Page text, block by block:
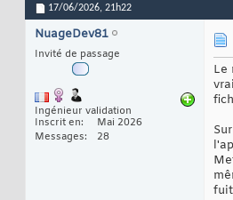
17/06/2026, 21h22
NuageDev81
Invité de passage
Ingénieur validation
Inscrit en
Mai 2026
Messages
28
Le